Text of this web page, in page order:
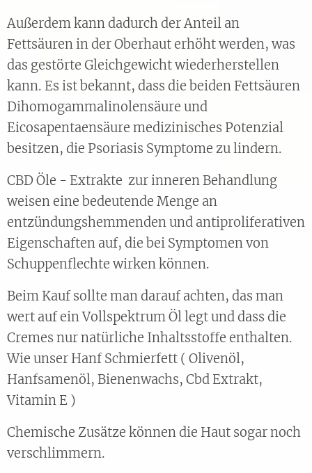
Außerdem kann dadurch der Anteil an
Fettsäuren in der Oberhaut erhöht werden, was
das gestörte Gleichgewicht wiederherstellen
kann. Es ist bekannt, dass die beiden Fettsäuren
Dihomogammalinolensäure und
Eicosapentaensäure medizinisches Potenzial
besitzen, die Psoriasis Symptome zu lindern.
CBD Öle - Extrakte zur inneren Behandlung
weisen eine bedeutende Menge an
entzündungshemmenden und antiproliferativen
Eigenschaften auf, die bei Symptomen von
Schuppenflechte wirken können.
Beim Kauf sollte man darauf achten, das man
wert auf ein Vollspektrum Öl legt und dass die
Cremes nur natürliche Inhaltsstoffe enthalten.
Wie unser Hanf Schmierfett ( Olivenöl,
Hanfsamenöl, Bienenwachs, Cbd Extrakt,
Vitamin E )
Chemische Zusätze können die Haut sogar noch
verschlimmern.